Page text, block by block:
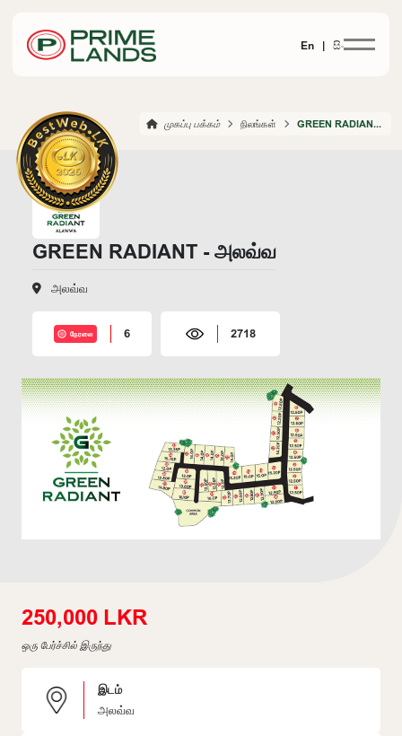
En | සිං
முகப்பு பக்கம் நிலங்கள் GREEN RADIANT ALAWWA
GREEN RADIANT - அலவ்வ
அலவ்வ
நேரலை 6 2718
250,000 LKR
ஒரு பேர்ச்சில் இருந்து
இடம்
அலவ்வ